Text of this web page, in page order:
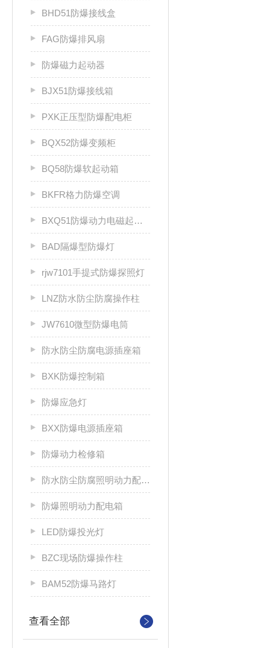
BHD51防爆接线盒
FAG防爆排风扇
防爆磁力起动器
BJX51防爆接线箱
PXK正压型防爆配电柜
BQX52防爆变频柜
BQ58防爆软起动箱
BKFR格力防爆空调
BXQ51防爆动力电磁起动箱
BAD隔爆型防爆灯
rjw7101手提式防爆探照灯
LNZ防水防尘防腐操作柱
JW7610微型防爆电筒
防水防尘防腐电源插座箱
BXK防爆控制箱
防爆应急灯
BXX防爆电源插座箱
防爆动力检修箱
防水防尘防腐照明动力配电箱
防爆照明动力配电箱
LED防爆投光灯
BZC现场防爆操作柱
BAM52防爆马路灯
查看全部